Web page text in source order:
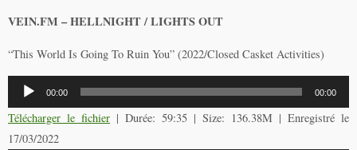
VEIN.FM – HELLNIGHT / LIGHTS OUT
“This World Is Going To Ruin You” (2022/Closed Casket Activities)
Lecteur
audio
00:00 00:00
Télécharger le fichier | Durée: 59:35 | Size: 136.38M | Enregistré le
17/03/2022